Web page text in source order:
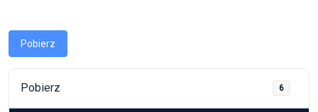
Pobierz
Pobierz 6